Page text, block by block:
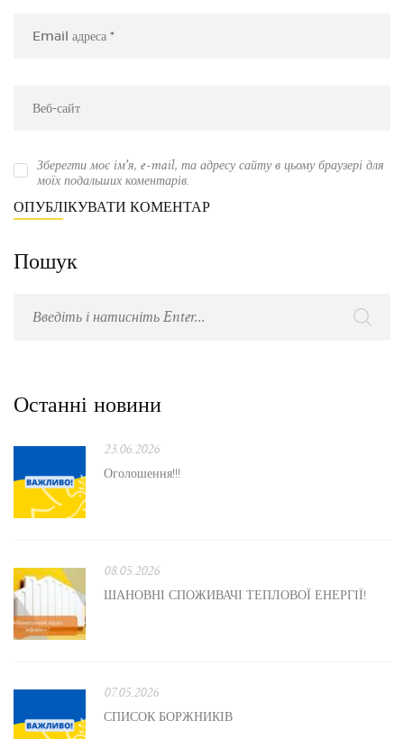
Зберегти моє ім'я, e-mail, та адресу сайту в цьому браузері для
моїх подальших коментарів.
Пошук
Останні новини
23.06.2026
Оголошення!!!
08.05.2026
ШАНОВНІ СПОЖИВАЧІ ТЕПЛОВОЇ ЕНЕРГІЇ!
07.05.2026
СПИСОК БОРЖНИКІВ